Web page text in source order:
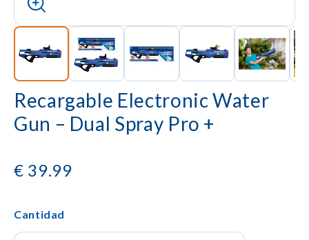
Recargable Electronic Water
Gun – Dual Spray Pro +
€ 39.99
Cantidad